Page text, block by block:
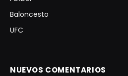
Baloncesto
UFC
NUEVOS COMENTARIOS